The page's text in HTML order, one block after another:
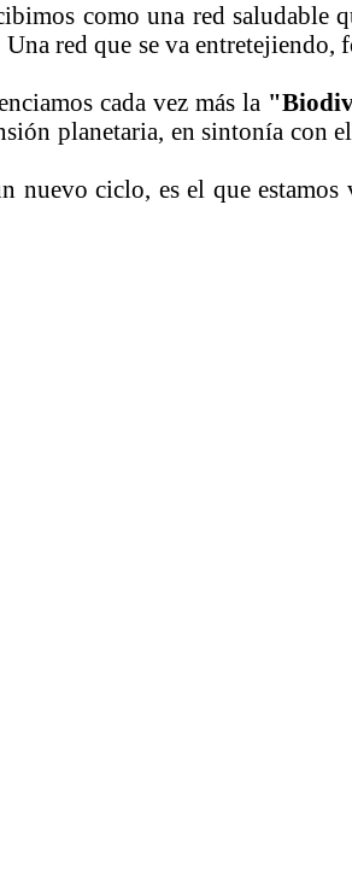
como una red saludable
red que se va entretejiendo,
cada vez más la
planetaria, en sintonía con
nuevo ciclo, es el que